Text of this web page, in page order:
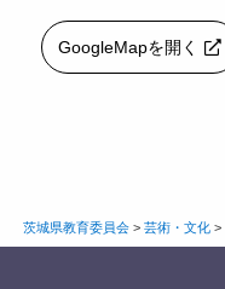
GoogleMapを開く
茨城県教育委員会> 芸術・文化>